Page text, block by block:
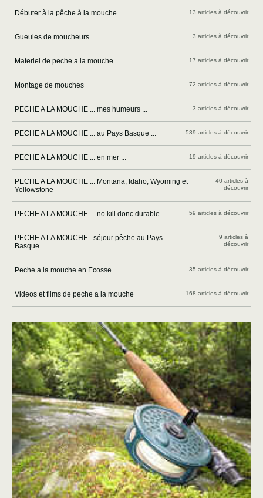
Débuter à la pêche à la mouche 13 articles à découvrir
Gueules de moucheurs 3 articles à découvrir
Materiel de peche a la mouche 17 articles à découvrir
Montage de mouches 72 articles à découvrir
PECHE A LA MOUCHE ... mes humeurs ... 3 articles à découvrir
PECHE A LA MOUCHE ... au Pays Basque ... 539 articles à découvrir
PECHE A LA MOUCHE ... en mer ... 19 articles à découvrir
PECHE A LA MOUCHE ... Montana, Idaho, Wyoming et
Yellowstone
40 articles à
découvrir
PECHE A LA MOUCHE ... no kill donc durable ... 59 articles à découvrir
PECHE A LA MOUCHE ..séjour pêche au Pays
Basque...
9 articles à
découvrir
Peche a la mouche en Ecosse 35 articles à découvrir
Videos et films de peche a la mouche 168 articles à découvrir